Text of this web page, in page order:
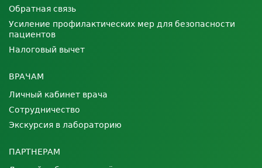
Обратная связь
Усиление профилактических мер для безопасности
пациентов
Налоговый вычет
ВРАЧАМ
Личный кабинет врача
Сотрудничество
Экскурсия в лабораторию
ПАРТНЕРАМ